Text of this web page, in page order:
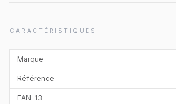
CARACTÉRISTIQUES
Marque
Référence
EAN-13